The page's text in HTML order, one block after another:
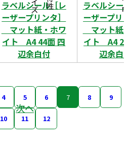
ラベルシール［レ
ーザープリンタ］
マット紙・ホワ
イト A4 44面 四
辺余白付
ラベルシー
ーザープリ
マット紙
イト A4
辺余白
4 5 6 7 8 9
10 11 12
次へ